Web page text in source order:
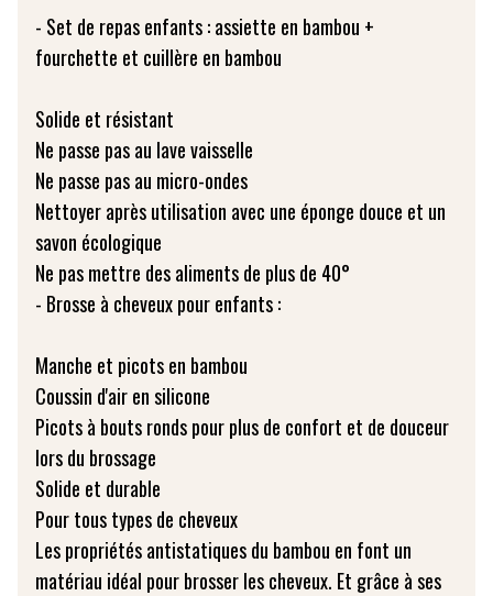
- Set de repas enfants : assiette en bambou +
fourchette et cuillère en bambou
Solide et résistant
Ne passe pas au lave vaisselle
Ne passe pas au micro-ondes
Nettoyer après utilisation avec une éponge douce et un
savon écologique
Ne pas mettre des aliments de plus de 40°
- Brosse à cheveux pour enfants :
Manche et picots en bambou
Coussin d'air en silicone
Picots à bouts ronds pour plus de confort et de douceur
lors du brossage
Solide et durable
Pour tous types de cheveux
Les propriétés antistatiques du bambou en font un
matériau idéal pour brosser les cheveux. Et grâce à ses